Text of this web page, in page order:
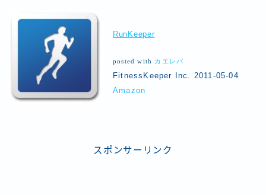
RunKeeper
posted with カエレバ
FitnessKeeper Inc. 2011-05-04
Amazon
スポンサーリンク